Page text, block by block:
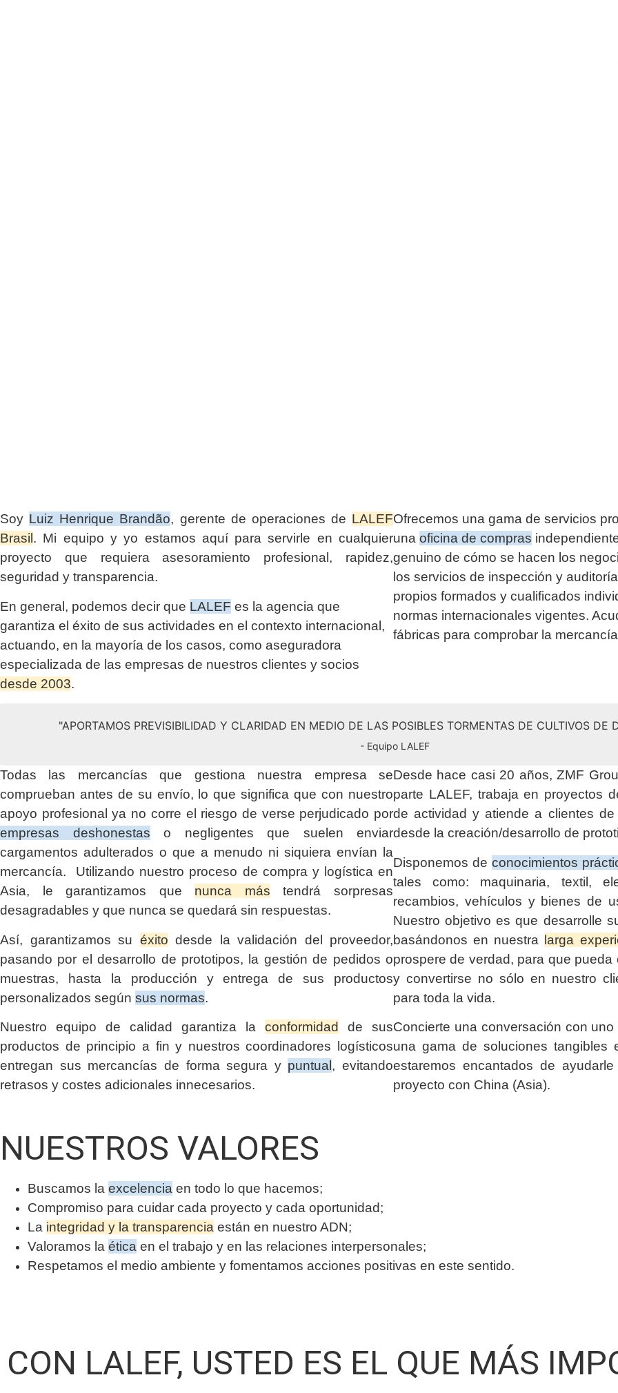
Soy Luiz Henrique Brandão, gerente de operaciones de LALEF
Brasil . Mi equipo y yo estamos aquí para servirle en cualquier
proyecto que requiera asesoramiento profesional, rapidez,
seguridad y transparencia.
En general, podemos decir que LALEF es la agencia que
garantiza el éxito de sus actividades en el contexto internacional,
actuando, en la mayoría de los casos, como aseguradora
especializada de las empresas de nuestros clientes y socios
desde 2003.
Ofrecemos una gama de servicios
una oficina de compras
genuino de cómo se hacen los
los servicios de inspección y
propios formados y cualificados
normas internacionales vigentes.
fábricas para comprobar la
"APORTAMOS PREVISIBILIDAD Y CLARIDAD EN MEDIO DE LAS POSIBLES TORMENTAS DE CULTIVOS DE
- Equipo LALEF
Todas las mercancías que gestiona nuestra empresa se
comprueban antes de su envío, lo que significa que con nuestro
apoyo profesional ya no corre el riesgo de verse perjudicado por
empresas deshonestas o negligentes que suelen enviar
cargamentos adulterados o que a menudo ni siquiera envían la
mercancía. Utilizando nuestro proceso de compra y logística en
Asia, le garantizamos que nunca más tendrá sorpresas
desagradables y que nunca se quedará sin respuestas.
Así, garantizamos su éxito desde la validación del proveedor,
pasando por el desarrollo de prototipos, la gestión de pedidos o
muestras, hasta la producción y entrega de sus productos
personalizados según sus normas.
Nuestro equipo de calidad garantiza la conformidad
de sus
productos de principio a fin y nuestros coordinadores logísticos
entregan sus mercancías de forma segura y puntual , evitando
retrasos y costes adicionales innecesarios.
Desde hace casi 20 años, ZMF
parte LALEF, trabaja en proyectos
de actividad y atiende a clientes
desde la creación/desarrollo de
Disponemos de conocimientos
tales como: maquinaria, textil,
recambios, vehículos y bienes de
Nuestro objetivo es que desarrolle
basándonos en nuestra larga
prospere de verdad, para que
y convertirse no sólo en nuestro
para toda la vida.
Concierte una conversación con
una gama de soluciones
estaremos encantados de
proyecto con China (Asia).
NUESTROS VALORES
Buscamos la excelencia en todo lo que hacemos;
Compromiso para cuidar cada proyecto y cada oportunidad;
La integridad y la transparencia están en nuestro ADN;
Valoramos la ética en el trabajo y en las relaciones interpersonales;
Respetamos el medio ambiente y fomentamos acciones positivas en este sentido.
CON LALEF, USTED ES EL QUE MÁS